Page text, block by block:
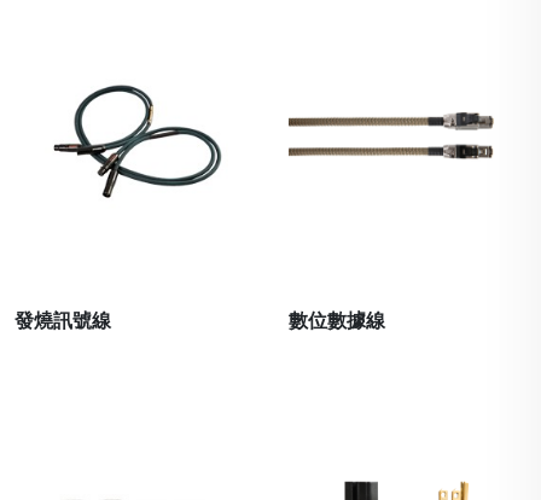
發燒訊號線 數位數據線